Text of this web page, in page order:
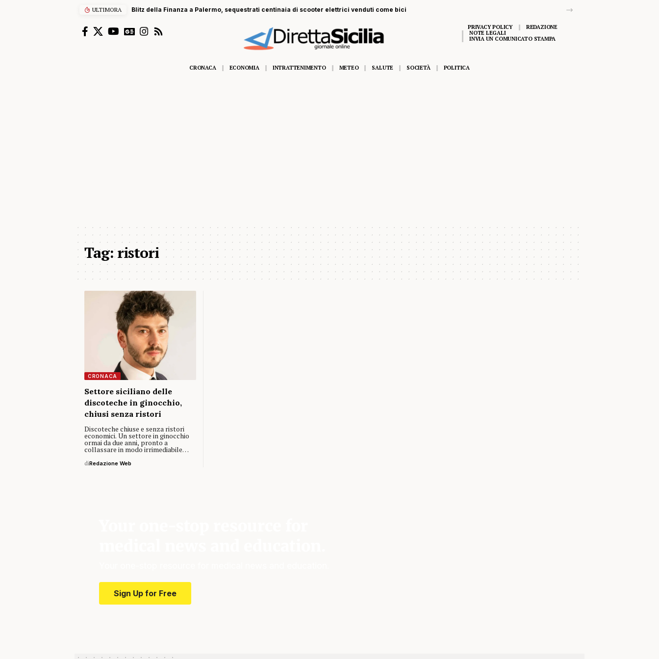
ULTIMORA
Blitz della Finanza a Palermo, sequestrati centinaia di scooter elettrici venduti come bici
PRIVACY POLICY
REDAZIONE
NOTE LEGALI
INVIA UN COMUNICATO STAMPA
CRONACA ECONOMIA INTRATTENIMENTO METEO SALUTE SOCIETÀ POLITICA
Tag:ristori
CRONACA
Settore siciliano delle
discoteche in ginocchio,
chiusi senza ristori
Discoteche chiuse e senza ristori
economici. Un settore in ginocchio
ormai da due anni, pronto a
collassare in modo irrimediabile…
diRedazione Web
Sign Up for Free